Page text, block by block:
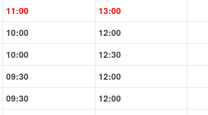
11:00
13:00
10:00
12:00
10:00
12:30
09:30
12:00
09:30
12:00